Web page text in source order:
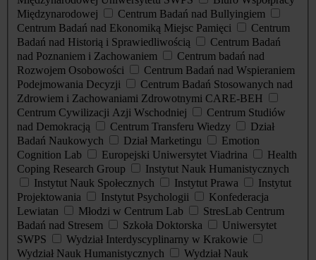
Międzynarodowej
Centrum Badań nad Bullyingiem
Centrum Badań nad Ekonomiką Miejsc Pamięci
Centrum
Badań nad Historią i Sprawiedliwością
Centrum Badań
nad Poznaniem i Zachowaniem
Centrum badań nad
Rozwojem Osobowości
Centrum Badań nad Wspieraniem
Podejmowania Decyzji
Centrum Badań Stosowanych nad
Zdrowiem i Zachowaniami Zdrowotnymi CARE-BEH
Centrum Cywilizacji Azji Wschodniej
Centrum Studiów
nad Demokracją
Centrum Transferu Wiedzy
Dział
Badań Naukowych
Dział Marketingu
Emotion
Cognition Lab
Europejski Uniwersytet Viadrina
Health
Coping Research Group
Instytut Nauk Humanistycznych
Instytut Nauk Społecznych
Instytut Prawa
Instytut
Projektowania
Instytut Psychologii
Konfederacja
Lewiatan
Młodzi w Centrum Lab
StresLab Centrum
Badań nad Stresem
Szkoła Doktorska
Uniwersytet
SWPS
Wydział Interdyscyplinarny w Krakowie
Wydział Nauk Humanistycznych
Wydział Nauk